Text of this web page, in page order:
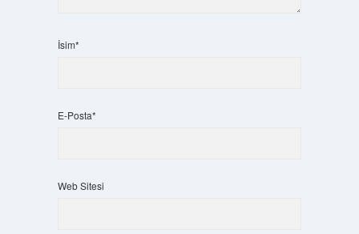
İsim*
E-Posta*
Web Sitesi